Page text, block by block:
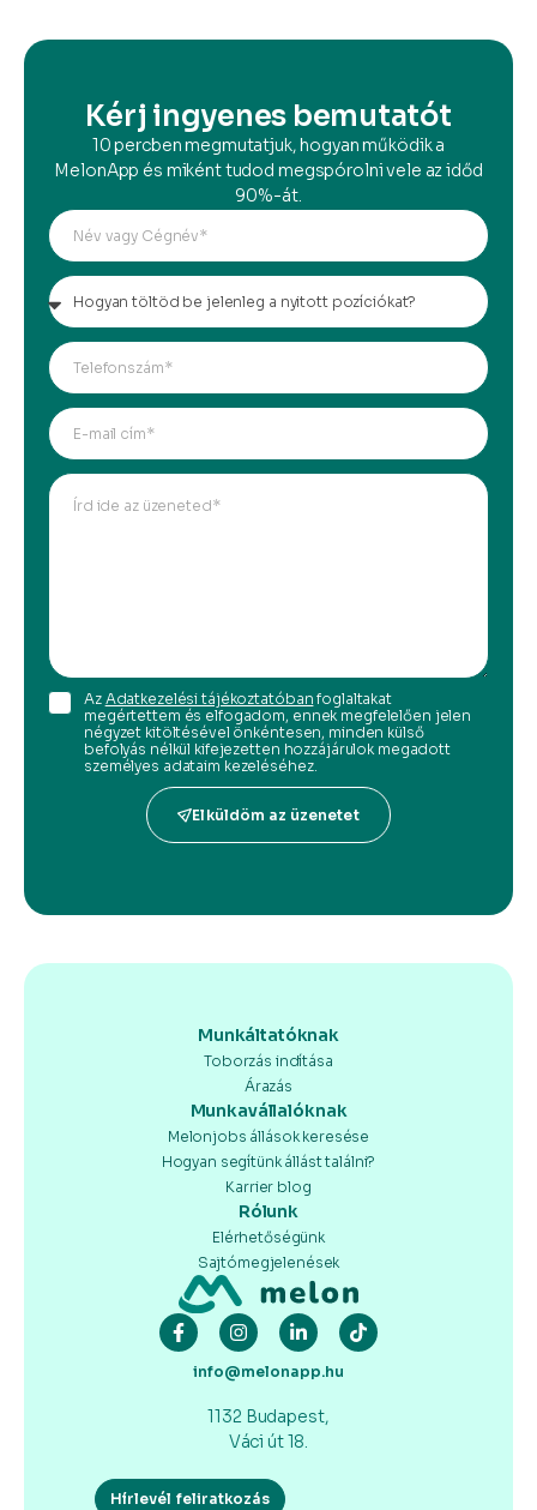
Kérj ingyenes bemutatót
10 percben megmutatjuk, hogyan működik a
MelonApp és miként tudod megspórolni vele az időd
90%-át.
Az Adatkezelési tájékoztatóban foglaltakat
megértettem és elfogadom, ennek megfelelően jelen
négyzet kitöltésével önkéntesen, minden külső
befolyás nélkül kifejezetten hozzájárulok megadott
személyes adataim kezeléséhez.
Elküldöm az üzenetet
info@melonapp.hu
1132 Budapest,
Váci út 18.
Munkáltatóknak
Toborzás indítása
Árazás
Munkavállalóknak
Melonjobs állások keresése
Hogyan segítünk állást találni?
Karrier blog
Rólunk
Elérhetőségünk
Sajtómegjelenések
Hírlevél feliratkozás